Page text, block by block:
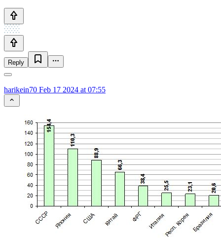
Reply
harikein70 Feb 17 2024 at 07:55